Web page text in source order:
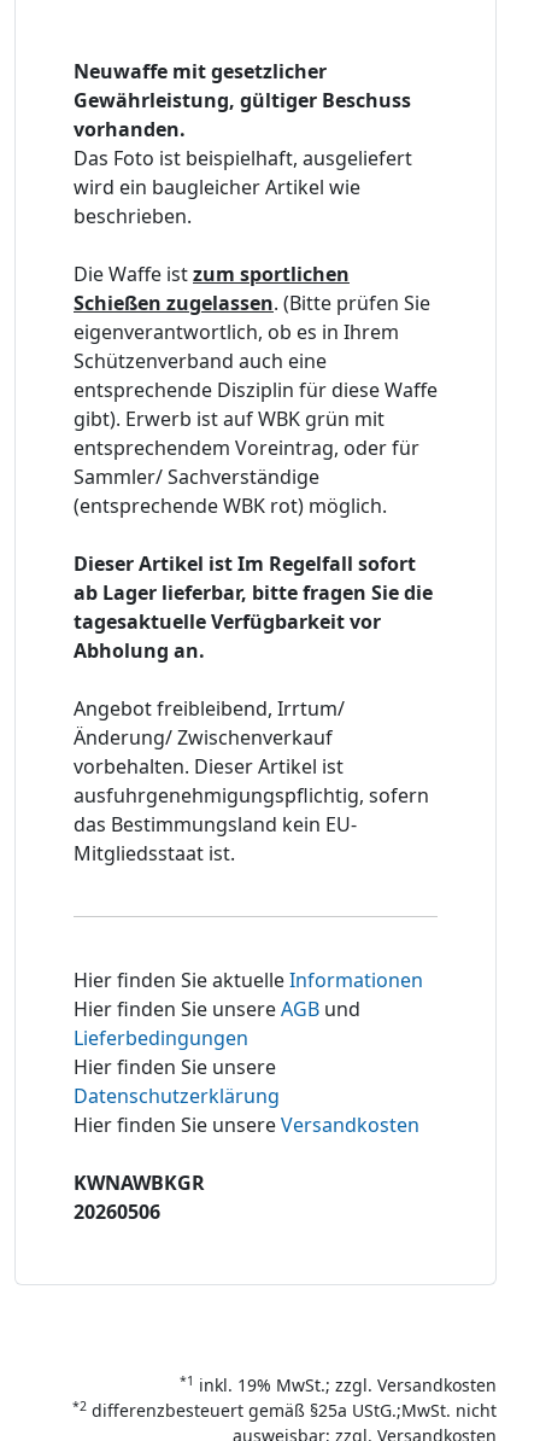
Neuwaffe mit gesetzlicher
Gewährleistung, gültiger Beschuss
vorhanden.
Das Foto ist beispielhaft, ausgeliefert
wird ein baugleicher Artikel wie
beschrieben.
Die Waffe istzum sportlichen
Schießen zugelassen. (Bitte prüfen Sie
eigenverantwortlich, ob es in Ihrem
Schützenverband auch eine
entsprechende Disziplin für diese Waffe
gibt). Erwerb ist auf WBK grün mit
entsprechendem Voreintrag, oder für
Sammler/ Sachverständige
(entsprechende WBK rot) möglich.
Dieser Artikel ist Im Regelfall sofort
ab Lager lieferbar, bitte fragen Sie die
tagesaktuelle Verfügbarkeit vor
Abholung an.
Angebot freibleibend, Irrtum/
Änderung/ Zwischenverkauf
vorbehalten. Dieser Artikel ist
ausfuhrgenehmigungspflichtig, sofern
das Bestimmungsland kein EU-
Mitgliedsstaat ist.
Hier finden Sie aktuelleInformationen
Hier finden Sie unsereAGB und
Lieferbedingungen
Hier finden Sie unsere
Datenschutzerklärung
Hier finden Sie unsereVersandkosten
KWNAWBKGR
20260506
*1 inkl. 19% MwSt.; zzgl. Versandkosten
*2 differenzbesteuert gemäß §25a UStG.;MwSt. nicht
ausweisbar; zzgl. Versandkosten